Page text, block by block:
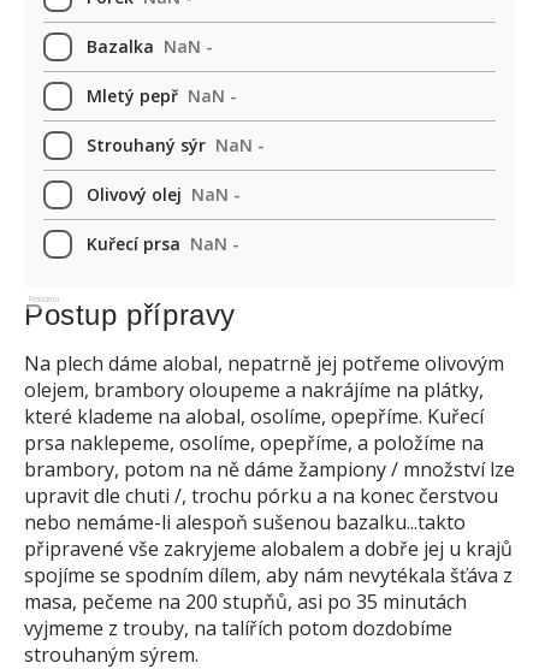
Bazalka NaN -
Mletý pepř NaN -
Strouhaný sýr NaN -
Olivový olej NaN -
Kuřecí prsa NaN -
Reklama
Postup přípravy
Na plech dáme alobal, nepatrně jej potřeme olivovým
olejem, brambory oloupeme a nakrájíme na plátky,
které klademe na alobal, osolíme, opepříme. Kuřecí
prsa naklepeme, osolíme, opepříme, a položíme na
brambory, potom na ně dáme žampiony / množství lze
upravit dle chuti /, trochu pórku a na konec čerstvou
nebo nemáme-li alespoň sušenou bazalku...takto
připravené vše zakryjeme alobalem a dobře jej u krajů
spojíme se spodním dílem, aby nám nevytékala šťáva z
masa, pečeme na 200 stupňů, asi po 35 minutách
vyjmeme z trouby, na talířích potom dozdobíme
strouhaným sýrem.